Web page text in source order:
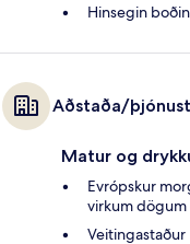
Hinsegin
Aðstaða/
Matur og
Evrópskur
virkum dögum
Veitingastaður